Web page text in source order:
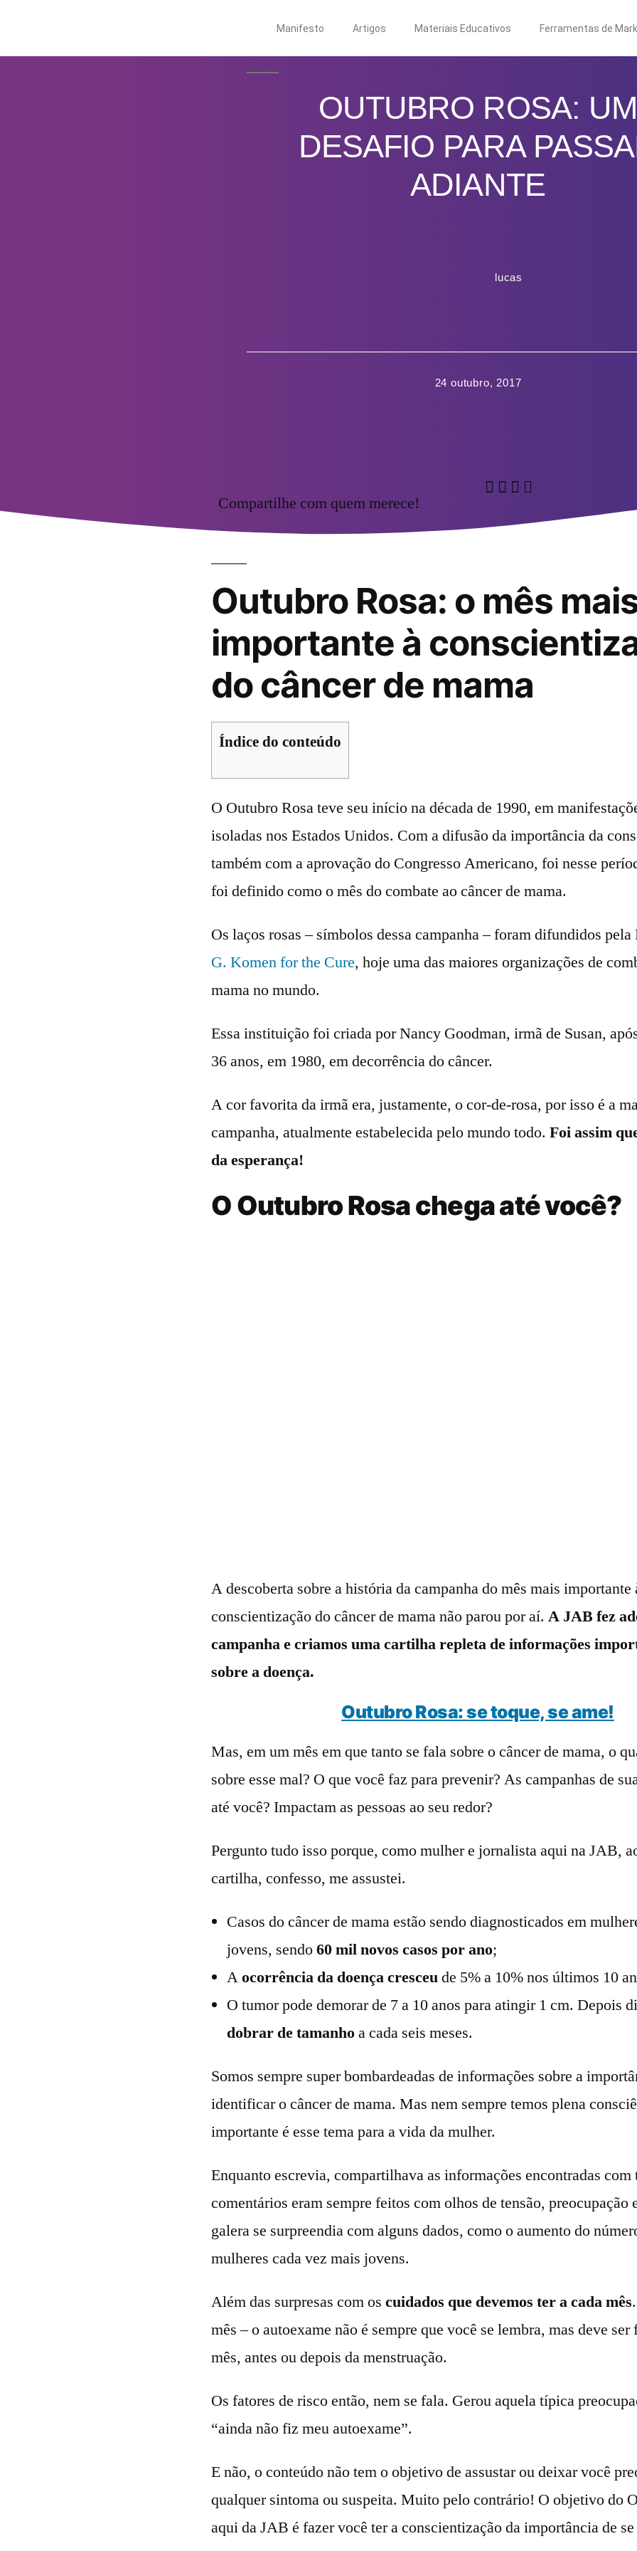
Manifesto Artigos Materiais Educativos Ferramentas de
OUTUBRO ROSA: UM
DESAFIO PARA
ADIANTE
lucas
24 outubro, 2017
Compartilhe com quem merece!
Outubro Rosa: o mês
importante à
do câncer de mama
Índice do conteúdo
O Outubro Rosa teve seu início na década de 1990, em
isoladas nos Estados Unidos. Com a difusão da importância da
também com a aprovação do Congresso Americano, foi nesse
foi definido como o mês do combate ao câncer de mama.
Os laços rosas – símbolos dessa campanha – foram difundidos
G. Komen for the Cure, hoje uma das maiores organizações de
mama no mundo.
Essa instituição foi criada por Nancy Goodman, irmã de Susan,
36 anos, em 1980, em decorrência do câncer.
A cor favorita da irmã era, justamente, o cor-de-rosa, por isso é a
campanha, atualmente estabelecida pelo mundo todo. Foi assim
da esperança!
O Outubro Rosa chega até você?
A descoberta sobre a história da campanha do mês mais importante
conscientização do câncer de mama não parou por aí. A JAB fez
campanha e criamos uma cartilha repleta de informações
sobre a doença.
Outubro Rosa: se toque, se ame!
Mas, em um mês em que tanto se fala sobre o câncer de mama, o
sobre esse mal? O que você faz para prevenir? As campanhas de
até você? Impactam as pessoas ao seu redor?
Pergunto tudo isso porque, como mulher e jornalista aqui na JAB,
cartilha, confesso, me assustei.
Casos do câncer de mama estão sendo diagnosticados em
jovens, sendo60 mil novos casos por ano;
Aocorrência da doença cresceude 5% a 10% nos últimos 10
O tumor pode demorar de 7 a 10 anos para atingir 1 cm. Depois
dobrar de tamanhoa cada seis meses.
Somos sempre super bombardeadas de informações sobre a
identificar o câncer de mama. Mas nem sempre temos plena
importante é esse tema para a vida da mulher.
Enquanto escrevia, compartilhava as informações encontradas com
comentários eram sempre feitos com olhos de tensão, preocupação
galera se surpreendia com alguns dados, como o aumento do
mulheres cada vez mais jovens.
Além das surpresas com os cuidados que devemos ter a cada mês
mês – o autoexame não é sempre que você se lembra, mas deve
mês, antes ou depois da menstruação.
Os fatores de risco então, nem se fala. Gerou aquela típica
“ainda não fiz meu autoexame”.
E não, o conteúdo não tem o objetivo de assustar ou deixar você
qualquer sintoma ou suspeita. Muito pelo contrário! O objetivo do
aqui da JAB é fazer você ter a conscientização da importância de